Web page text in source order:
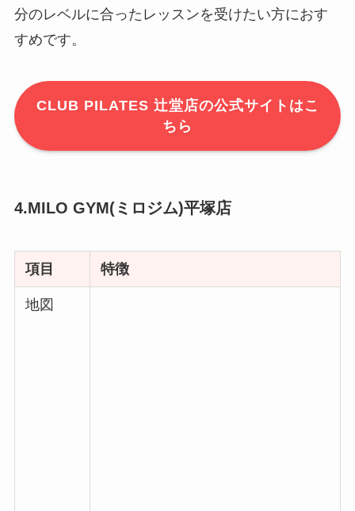
分のレベルに合ったレッスンを受けたい方におす
すめです。
CLUB PILATES 辻堂店の公式サイトはこ
ちら
4.MILO GYM(ミロジム)平塚店
項目 特徴
地図